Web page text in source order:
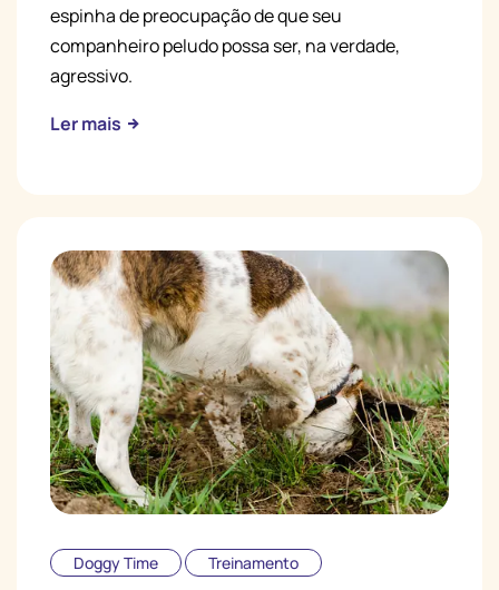
espinha de preocupação de que seu
companheiro peludo possa ser, na verdade,
agressivo.
Ler mais
Doggy Time Treinamento